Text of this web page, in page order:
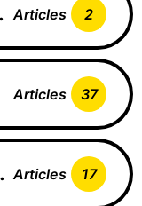
Articles 2
Articles 37
Articles 17